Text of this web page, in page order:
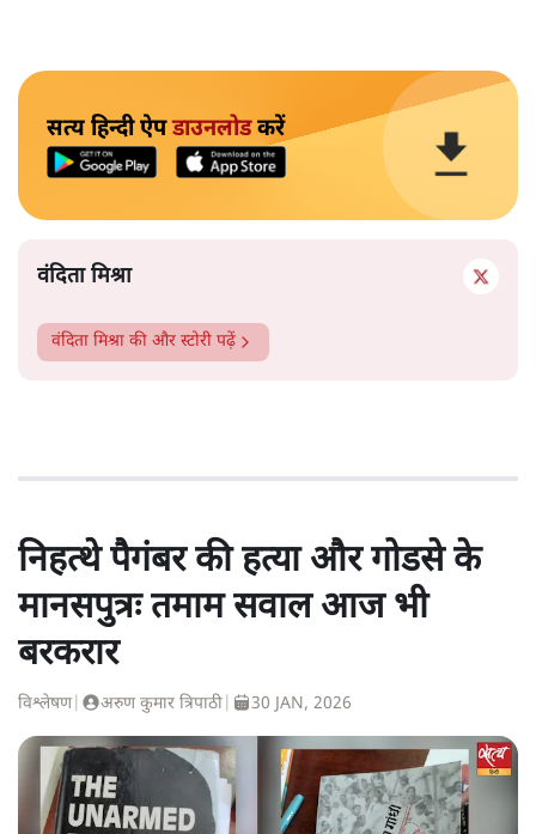
सत्य हिन्दी ऐपडाउनलोडकरें
वंदिता मिश्रा
वंदिता मिश्रा की और स्टोरी पढ़ें
निहत्थे पैगंबर की हत्या और गोडसे के
मानसपुत्रः तमाम सवाल आज भी
बरकरार
विश्लेषण| अरुण कुमार त्रिपाठी 30 JAN, 2026